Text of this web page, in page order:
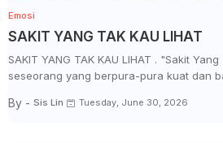
Emosi
SAKIT YANG TAK KAU LIHAT
SAKIT YANG TAK KAU LIHAT . "Sakit
seseorang yang berpura-pura kuat dan
By - Sis Lin Tuesday, June 30, 2026